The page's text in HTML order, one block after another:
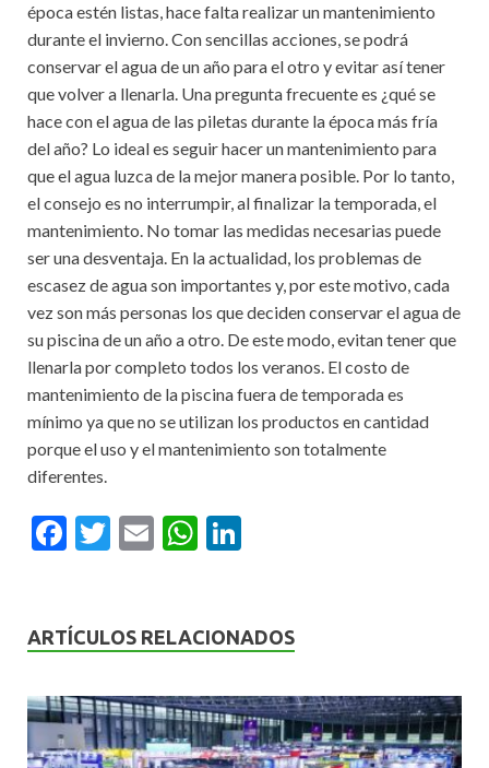
época estén listas, hace falta realizar un mantenimiento
durante el invierno. Con sencillas acciones, se podrá
conservar el agua de un año para el otro y evitar así tener
que volver a llenarla. Una pregunta frecuente es ¿qué se
hace con el agua de las piletas durante la época más fría
del año? Lo ideal es seguir hacer un mantenimiento para
que el agua luzca de la mejor manera posible. Por lo tanto,
el consejo es no interrumpir, al finalizar la temporada, el
mantenimiento. No tomar las medidas necesarias puede
ser una desventaja. En la actualidad, los problemas de
escasez de agua son importantes y, por este motivo, cada
vez son más personas los que deciden conservar el agua de
su piscina de un año a otro. De este modo, evitan tener que
llenarla por completo todos los veranos. El costo de
mantenimiento de la piscina fuera de temporada es
mínimo ya que no se utilizan los productos en cantidad
porque el uso y el mantenimiento son totalmente
diferentes.
F
b
o
k
T
er
E
l
W
s
p
p
dI
ARTÍCULOS RELACIONADOS